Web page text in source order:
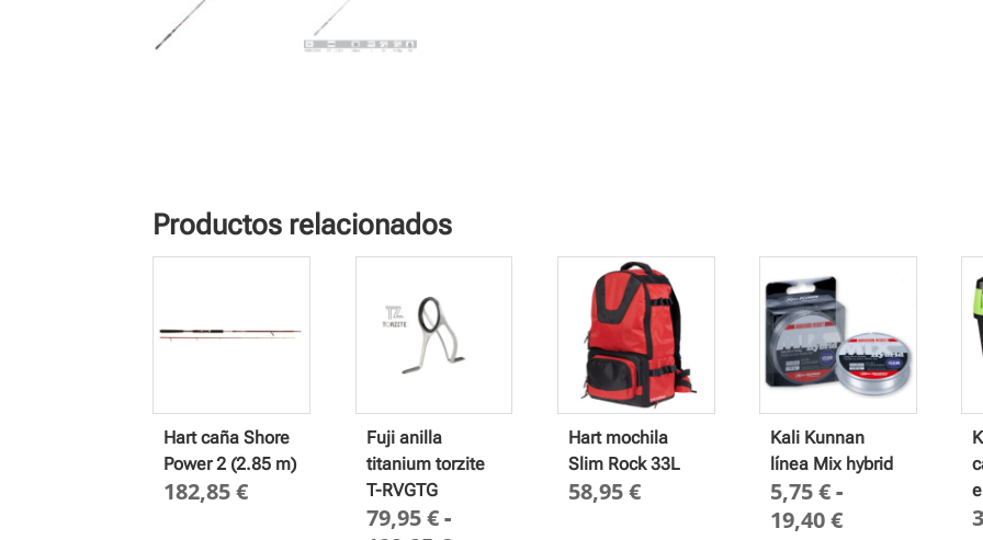
Productos relacionados
Hart caña Shore
Power 2 (2.85 m)
182,85€
Fuji anilla
titanium torzite
T-RVGTG
79,95€-
Hart mochila
Slim Rock 33L
58,95€
Kali Kunnan
línea Mix hybrid
5,75€-
19,40€Rango